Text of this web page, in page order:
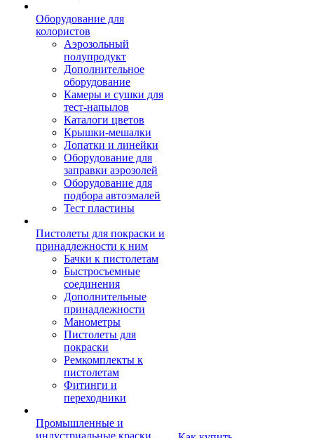
Оборудование для
колористов
Аэрозольный
полупродукт
Дополнительное
оборудование
Камеры и сушки для
тест-напылов
Каталоги цветов
Крышки-мешалки
Лопатки и линейки
Оборудование для
заправки аэрозолей
Оборудование для
подбора автоэмалей
Тест пластины
Пистолеты для покраски и
принадлежности к ним
Бачки к пистолетам
Быстросъемные
соединения
Дополнительные
принадлежности
Манометры
Пистолеты для
покраски
Ремкомплекты к
пистолетам
Фитинги и
переходники
Промышленные и
индустриальные краски,